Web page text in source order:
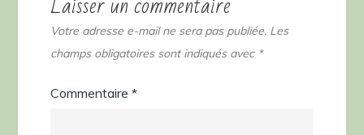
Votre adresse e-mail ne sera pas publiée. Les
champs obligatoires sont indiqués avec *
Commentaire*